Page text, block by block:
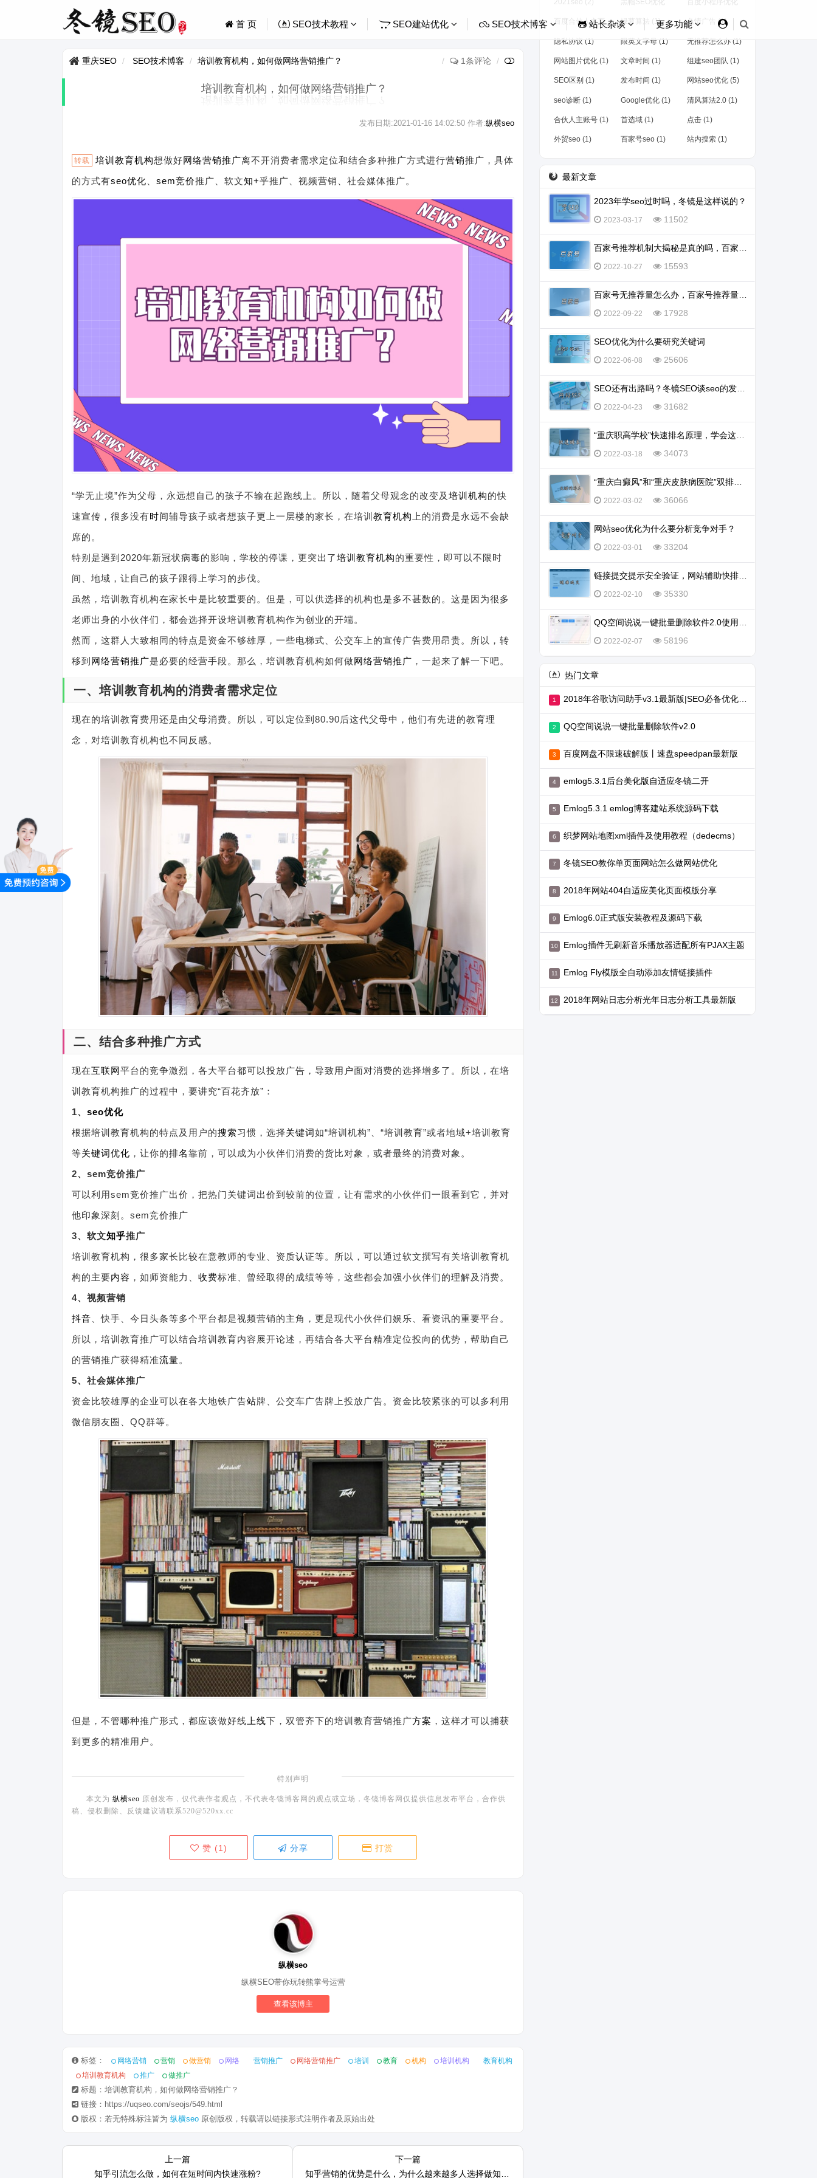
首 页 SEO技术教程 SEO建站优化 SEO技术博客 站长杂谈 更多功能
重庆SEO SEO技术博客 培训教育机构，如何做网络营销推广？ 1条评论
培训教育机构，如何做网络营销推广？
发布日期:2021-01-16 14:02:50 作者:纵横seo
转载 培训 教育机构想做好网络营销推广离不开消费者需求定位和结合多种推广方式进行营销推广，具体
的方式有seo优化 sem竞价推广、软文知+乎推广、视频营销、社会媒体推广。
“学无止境”作为父母，永远想自己的孩子不输在起跑线上。所以，随着父母观念的改变及 培训机构的快
速宣传，很多没有时间辅导孩子或者想孩子更上一层楼的家长，在培训 教育机构 上的消费是永远不会缺
席的。
特别是遇到2020年新冠状病毒的影响，学校的停课，更突出了培训教育机构的重要性，即可以不限时
间、地域，让自己的孩子跟得上学习的步伐。
虽然，培训教育机构在家长中是比较重要的。但是，可以供选择的机构也是多不甚数的。这是因为很多
老师出身的小伙伴们，都会选择开设培训教育机构作为创业的开端。
然而，这群人大致相同的特点是资金不够雄厚，一些电梯式、公交车上的宣传广告费用昂贵。所以，转
移到 网络营销推广是必要的经营手段。那么，培训教育机构如何做网络营销推广 ，一起来了解一下吧。
一、培训教育机构的消费者需求定位
现在的培训教育费用还是由父母消费。所以，可以定位到80.90后这代父母中，他们有先进的教育理
念，对培训教育机构也不同反感。
二、结合多种推广方式
现在互联网平台的竞争激烈，各大平台都可以投放广告，导致用户面对消费的选择增多了。所以，在培
训教育机构推广的过程中，要讲究“百花齐放”：
1、 seo优化
根据培训教育机构的特点及用户的搜索习惯，选择关键词如“培训机构”、“培训教育”或者地域+培训教育
等关键词优化 ，让你的排名靠前，可以成为小伙伴们消费的货比对象，或者最终的消费对象。
2、sem竞价推广
可以利用sem竞价推广出价，把热门关键词出价到较前的位置，让有需求的小伙伴们一眼看到它，并对
他印象深刻。sem竞价推广
3、软文知乎推广
培训教育机构，很多家长比较在意教师的专业、资质认证等。所以，可以通过软文撰写有关培训教育机
构的主要内容 ，如师资能力、 收费标准、曾经取得的成绩等等，这些都会加强小伙伴们的理解及消费。
4、视频营销
抖音 、快手、今日头条等多个平台都是视频营销的主角，更是现代小伙伴们娱乐、看资讯的重要平台。
所以，培训教育推广可以结合培训教育内容展开论述，再结合各大平台精准定位投向的优势，帮助自己
的营销推广获得精准流量。
5、社会媒体推广
资金比较雄厚的企业可以在各大地铁广告站牌、公交车广告牌上投放广告。资金比较紧张的可以多利用
微信朋友圈、QQ群等。
但是，不管哪种推广形式，都应该做好线 上线下，双管齐下的培训教育营销推广方案 ，这样才可以捕获
到更多的精准用户。
特别声明
本文为 纵横seo 原创发布，仅代表作者观点，不代表冬镜博客网的观点或立场，冬镜博客网仅提供信息发布平台，合作供
稿、侵权删除、反馈建议请联系520@520xx.cc
赞 (1 ) 分享 打赏
纵横seo
纵横SEO带你玩转熊掌号运营
查看该博主
标签： 网络营销 营销 做营销 网络 营销推广 网络营销推广 培训 教育 机构 培训机构
教育机构
培训教育机构
推广 做推广
标题：培训教育机构，如何做网络营销推广？
链接：https://uqseo.com/seojs/549.html
版权：若无特殊标注皆为 纵横seo 原创版权，转载请以链接形式注明作者及原始出处
上一篇
知乎引流怎么做，如何在短时间内快速涨粉?
下一篇
知乎营销的优势是什么，为什么越来越多人选择做知乎营销
相信经常使用或者关注 Google
Search Console，也就是我们常说的
快乐，2022年一帆风顺，心想事成！
百度一下“熊掌id”，玩转搜索新生态
2018年8月28日，百度熊掌公开课与
(1) (1)
百度合伙人主页
(1)
绿萝算法 (1) 色情广告 (1)
隐私协议 (1) 限英文字母 (1) 无推荐怎么办 (1)
网站图片优化 (1) 文章时间 (1) 组建seo团队 (1)
SEO区别 (1) 发布时间 (1) 网站seo优化 (5)
seo诊断 (1) Google优化 (1) 清风算法2.0 (1)
合伙人主账号 (1) 首选域 (1) 点击 (1)
外贸seo (1) 百家号seo (1) 站内搜索 (1)
最新文章
2023年学seo过时吗，冬镜是这样说的？
2023-03-17 11502
2022-10-27 15593
2022-09-22 17928
SEO优化为什么要研究关键词
2022-06-08 25606
2022-04-23 31682
2022-03-18 34073
2022-03-02 36066
网站seo优化为什么要分析竞争对手？
2022-03-01 33204
2022-02-10 35330
2022-02-07 58196
热门文章
2018年谷歌访问助手v3.1最新版|SEO必备优化工具
QQ空间说说一键批量删除软件v2.0
百度网盘不限速破解版丨速盘speedpan最新版
emlog5.3.1后台美化版自适应冬镜二开
Emlog5.3.1 emlog博客建站系统源码下载
织梦网站地图xml插件及使用教程（dedecms）
冬镜SEO教你单页面网站怎么做网站优化
2018年网站404自适应美化页面模版分享
Emlog6.0正式版安装教程及源码下载
Emlog插件无刷新音乐播放器适配所有PJAX主题
Emlog Fly模版全自动添加友情链接插件
2018年网站日志分析光年日志分析工具最新版